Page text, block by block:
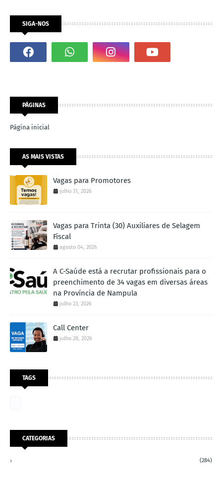
SIGA-NOS
PÁGINAS
Página inicial
AS MAIS VISTAS
Vagas para Promotores
julho 31, 2026
Vagas para Trinta (30) Auxiliares de Selagem
Fiscal
agosto 04, 2026
A C-Saúde está a recrutar profissionais para o
preenchimento de 34 vagas em diversas áreas
na Província de Nampula
julho 23, 2026
Call Center
julho 28, 2026
TAGS
CATEGORIAS
(284)